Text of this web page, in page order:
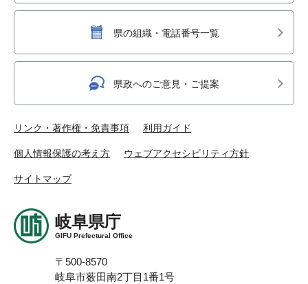
県の組織・電話番号一覧
県政へのご意見・ご提案
リンク・著作権・免責事項 利用ガイド
個人情報保護の考え方 ウェブアクセシビリティ方針
サイトマップ
岐阜県庁
GIFU Prefectural Office
〒500-8570
岐阜市薮田南2丁目1番1号